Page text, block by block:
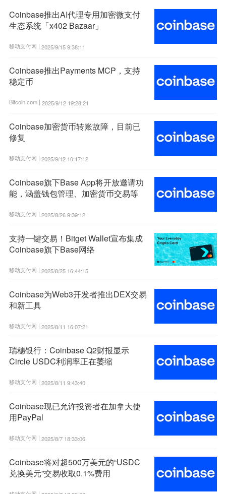
Coinbase推出AI代理专用加密微支付
生态系统「x402 Bazaar」
移动支付网 | 2025/9/15 9:38:11
Coinbase推出Payments MCP，支持
稳定币
Bitcoin.com | 2025/9/12 19:28:21
Coinbase加密货币转账故障，目前已
修复
移动支付网 | 2025/9/12 10:17:12
Coinbase旗下Base App将开放邀请功
能，涵盖钱包管理、加密货币交易等
移动支付网 | 2025/8/26 9:39:12
支持一键交易！Bitget Wallet宣布集成
Coinbase旗下Base网络
移动支付网 | 2025/8/25 16:44:15
Coinbase为Web3开发者推出DEX交易
和新工具
移动支付网 | 2025/8/11 16:07:21
瑞穗银行：Coinbase Q2财报显示
Circle USDC利润率正在萎缩
移动支付网 | 2025/8/11 9:43:40
Coinbase现已允许投资者在加拿大使
用PayPal
移动支付网 | 2025/8/7 18:33:06
Coinbase将对超500万美元的“USDC
兑换美元”交易收取0.1%费用